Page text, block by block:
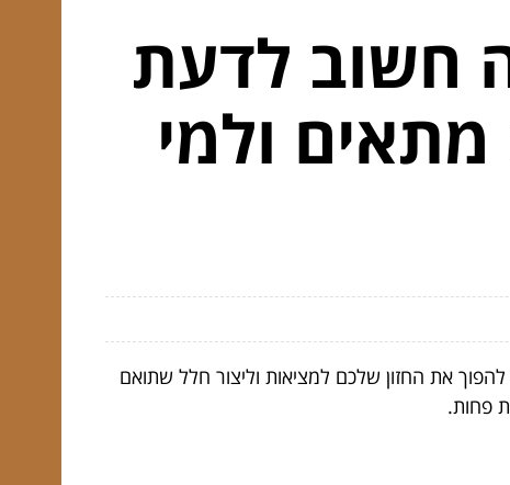
חשוב לדעת
מתאים ולמי
את החזון שלכם למציאות וליצור חלל שתואם
פחות.